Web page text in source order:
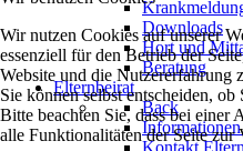
Downloads
Hort und
Beratung
Elternbeirat
Back
Wir nutzen Cookies auf unserer
essenziell für den Betrieb der
Website und die Nutzererfahrung
Sie können selbst entscheiden,
Bitte beachten Sie, dass bei
alle Funktionalitäten der Seite zur